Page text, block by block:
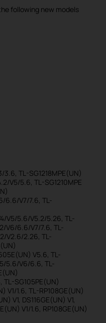
following new models
3.6, TL-SG1218MPE(UN)
V5/5.6, TL-SG1210MPE
6.6/V7/7.6, TL-
V5/5.6/V5.2/5.26, TL-
V6/6.6/V7/7.6, TL-
V2.6/2.26, TL-
V5.6, TL-
5.6/V6/6.6, TL-
SG105PE(UN)
V1/1.6, TL-RP108GE(UN)
V1, DS116GE(UN) V1,
V1/1.6, RP108GE(UN)